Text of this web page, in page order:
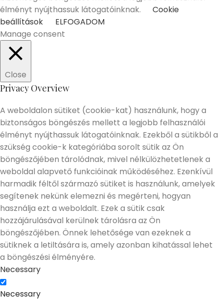
élményt nyújthassuk látogatóinknak.
Cookie
beállítások
ELFOGADOM
Manage consent
Close
Privacy Overview
A weboldalon sütiket (cookie-kat) használunk, hogy a
biztonságos böngészés mellett a legjobb felhasználói
élményt nyújthassuk látogatóinknak. Ezekből a sütikből a
szükség cookie-k kategóriába sorolt sütik az Ön
böngészőjében tárolódnak, mivel nélkülözhetetlenek a
weboldal alapvető funkcióinak működéséhez. Ezenkívül
harmadik féltől származó sütiket is használunk, amelyek
segítenek nekünk elemezni és megérteni, hogyan
használja ezt a weboldalt. Ezek a sütik csak
hozzájárulásával kerülnek tárolásra az Ön
böngészőjében. Önnek lehetősége van ezeknek a
sütiknek a letiltására is, amely azonban kihatással lehet
a böngészési élményére.
Necessary
Necessary